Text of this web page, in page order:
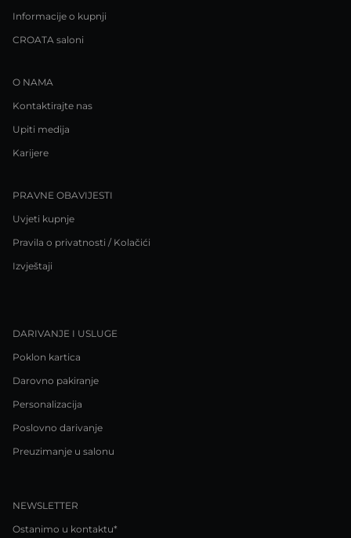
Informacije o kupnji
CROATA saloni
O NAMA
Kontaktirajte nas
Upiti medija
Karijere
PRAVNE OBAVIJESTI
Uvjeti kupnje
Pravila o privatnosti / Kolačići
Izvještaji
DARIVANJE I USLUGE
Poklon kartica
Darovno pakiranje
Personalizacija
Poslovno darivanje
Preuzimanje u salonu
NEWSLETTER
Ostanimo u kontaktu*